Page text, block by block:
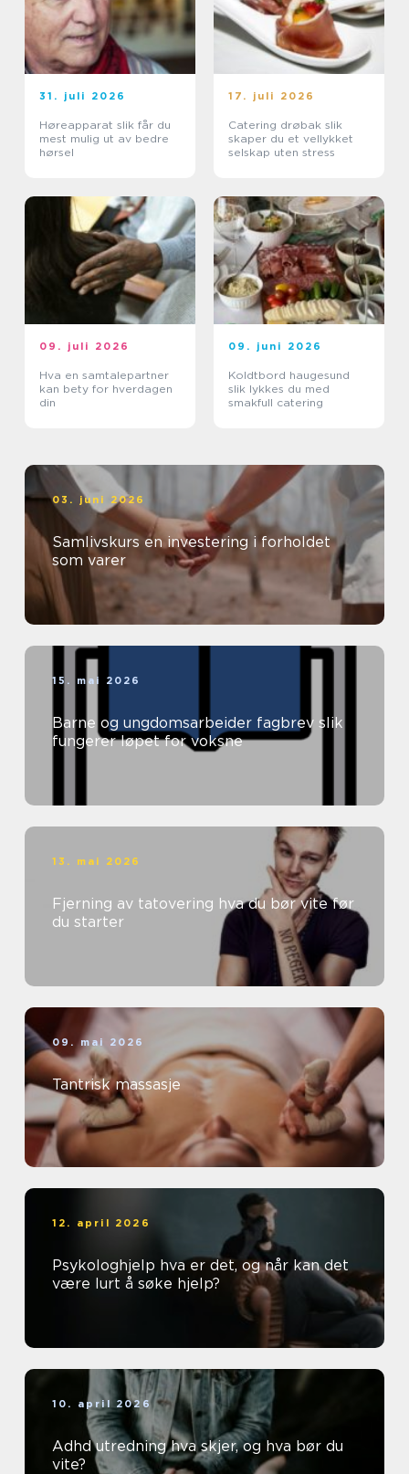
31. juli 2026
Høreapparat slik får du
mest mulig ut av bedre
hørsel
17. juli 2026
Catering drøbak slik
skaper du et vellykket
selskap uten stress
09. juli 2026
Hva en samtalepartner
kan bety for hverdagen
din
09. juni 2026
Koldtbord haugesund
slik lykkes du med
smakfull catering
03. juni 2026
Samlivskurs en investering i forholdet
som varer
15. mai 2026
Barne og ungdomsarbeider fagbrev slik
fungerer løpet for voksne
13. mai 2026
Fjerning av tatovering hva du bør vite før
du starter
09. mai 2026
Tantrisk massasje
12. april 2026
Psykologhjelp hva er det, og når kan det
være lurt å søke hjelp?
10. april 2026
Adhd utredning hva skjer, og hva bør du
vite?